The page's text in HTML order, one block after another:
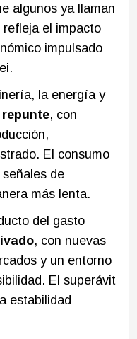
algunos ya llaman
refleja el impacto
impulsado
la energía y
repunte, con
El consumo
de
más lenta.
del gasto
, con nuevas
y un entorno
El superávit
estabilidad